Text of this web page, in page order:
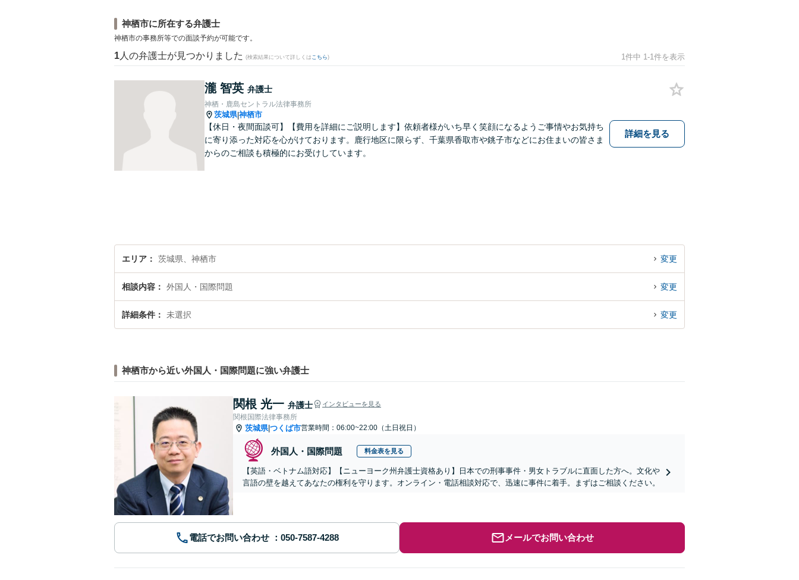
神栖市に所在する弁護士
神栖市の事務所等での面談予約が可能です。
1 人の弁護士が見つかりました (検索結果について詳しくは こちら) 1件中 1-1件を表示
瀧 智英 弁護士
神栖・鹿島セントラル法律事務所
茨城県|神栖市
【休日・夜間面談可】【費用を詳細にご説明します】依頼者様がいち早く笑顔になるようご事情やお気持ち
に寄り添った対応を心がけております。鹿行地区に限らず、千葉県香取市や銚子市などにお住まいの皆さま
からのご相談も積極的にお受けしています。
詳細を見る
エリア 茨城県、神栖市 変更
相談内容 外国人・国際問題 変更
詳細条件 未選択 変更
神栖市から近い外国人・国際問題に強い弁護士
関根 光一 弁護士 インタビューを見る
関根国際法律事務所
茨城県|つくば市営業時間：06:00~22:00（土日祝日）
外国人・国際問題 料金表を見る
【英語・ベトナム語対応】【ニューヨーク州弁護士資格あり】日本での刑事事件・男女トラブルに直面した方へ。文化や
言語の壁を越えてあなたの権利を守ります。オンライン・電話相談対応で、迅速に事件に着手。まずはご相談ください。
電話でお問い合わせ メールでお問い合わせ